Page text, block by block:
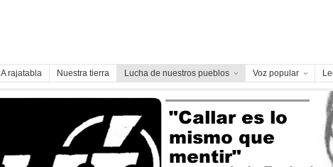
A rajatabla Nuestra tierra Lucha de nuestros pueblos Voz popular